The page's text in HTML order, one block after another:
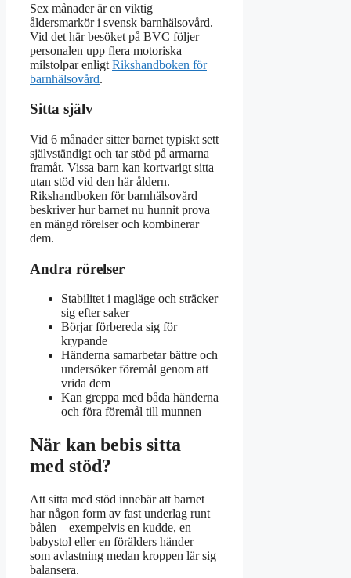
Sex månader är en viktig
åldersmarkör i svensk barnhälsovård.
Vid det här besöket på BVC följer
personalen upp flera motoriska
milstolpar enligt Rikshandboken för
barnhälsovård.
Sitta själv
Vid 6 månader sitter barnet typiskt sett
självständigt och tar stöd på armarna
framåt. Vissa barn kan kortvarigt sitta
utan stöd vid den här åldern.
Rikshandboken för barnhälsovård
beskriver hur barnet nu hunnit prova
en mängd rörelser och kombinerar
dem.
Andra rörelser
Stabilitet i magläge och sträcker
sig efter saker
Börjar förbereda sig för
krypande
Händerna samarbetar bättre och
undersöker föremål genom att
vrida dem
Kan greppa med båda händerna
och föra föremål till munnen
När kan bebis sitta
med stöd?
Att sitta med stöd innebär att barnet
har någon form av fast underlag runt
bålen – exempelvis en kudde, en
babystol eller en förälders händer –
som avlastning medan kroppen lär sig
balansera.